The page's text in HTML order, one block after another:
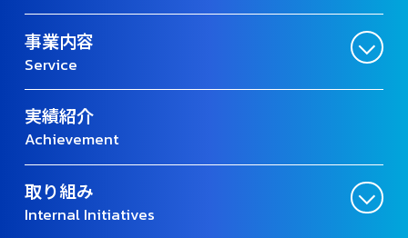
事業内容
Service
実績紹介
Achievement
取り組み
Internal Initiatives